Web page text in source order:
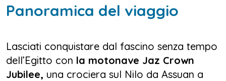
Panoramica del viaggio
Lasciati conquistare dal fascino senza tempo
dell’Egitto con la motonave Jaz Crown
Jubilee, una crociera sul Nilo da Assuan a